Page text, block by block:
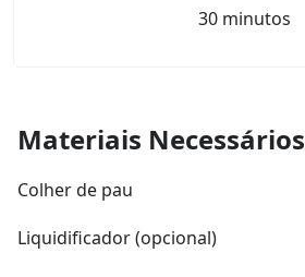
30 minutos
Materiais Necessários
Colher de pau
Liquidificador (opcional)